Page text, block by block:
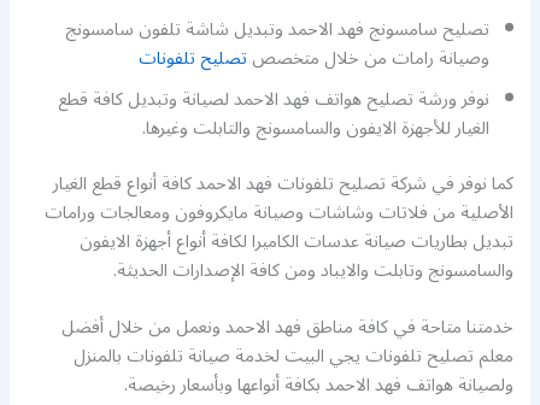
تصليح سامسونج فهد الاحمد وتبديل شاشة تلفون سامسونج
وصيانة رامات من خلال متخصصتصليح تلفونات
نوفر ورشة تصليح هواتف فهد الاحمد لصيانة وتبديل كافة قطع
الغيار للأجهزة الايفون والسامسونج والتابلت وغيرها.
كما نوفر في شركة تصليح تلفونات فهد الاحمد كافة أنواع قطع الغيار
الأصلية من فلاتات وشاشات وصيانة مايكروفون ومعالجات ورامات
تبديل بطاريات صيانة عدسات الكاميرا لكافة أنواع أجهزة الايفون
والسامسونج وتابلت والايباد ومن كافة الإصدارات الحديثة.
خدمتنا متاحة في كافة مناطق فهد الاحمد ونعمل من خلال أفضل
معلم تصليح تلفونات يجي البيت لخدمة صيانة تلفونات بالمنزل
ولصيانة هواتف فهد الاحمد بكافة أنواعها وبأسعار رخيصة.